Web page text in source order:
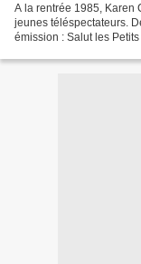
A la rentrée 1985, Karen
jeunes téléspectateurs.
émission : Salut les